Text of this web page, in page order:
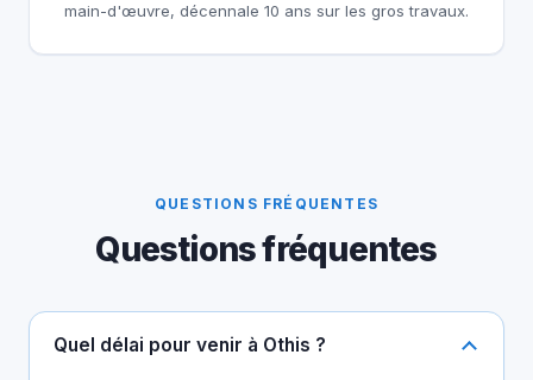
main-d'œuvre, décennale 10 ans sur les gros travaux.
QUESTIONS FRÉQUENTES
Questions fréquentes
Quel délai pour venir à Othis ?